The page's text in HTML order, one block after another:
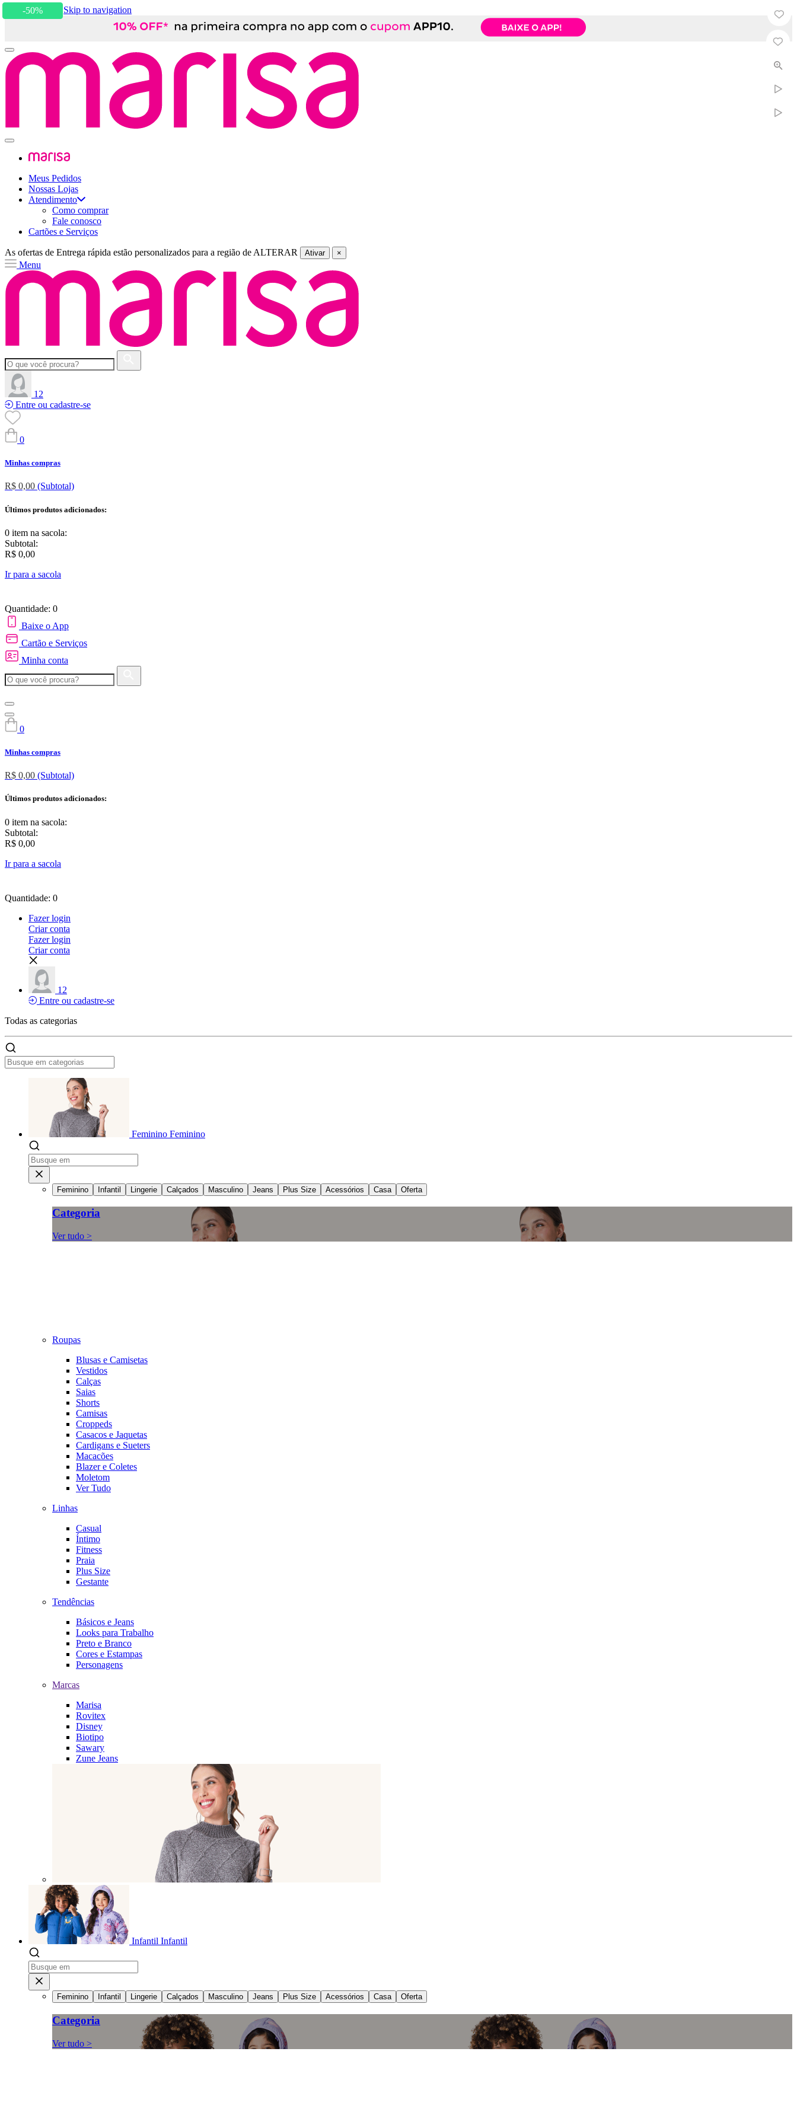
Skip to content Skip to navigation
Meus Pedidos
Nossas Lojas
Atendimento
Como comprar
Fale conosco
Cartões e Serviços
As ofertas de Entrega rápida estão personalizados para a região de ALTERAR Ativar ×
Menu
12
Entre ou cadastre-se
0
Minhas compras
R$ 0,00 (Subtotal)
Últimos produtos adicionados:
0 item na sacola:
Subtotal:
R$ 0,00
Ir para a sacola
Quantidade: 0
Baixe o App
Cartão e Serviços
Minha conta
0
Minhas compras
R$ 0,00 (Subtotal)
Últimos produtos adicionados:
0 item na sacola:
Subtotal:
R$ 0,00
Ir para a sacola
Quantidade: 0
Fazer login
Criar conta
Fazer login
Criar conta
12
Entre ou cadastre-se
Todas as categorias
Feminino Feminino
Feminino Infantil Lingerie Calçados Masculino Jeans Plus Size Acessórios Casa Oferta
Categoria
Ver tudo >
Roupas
Blusas e Camisetas
Vestidos
Calças
Saias
Shorts
Camisas
Croppeds
Casacos e Jaquetas
Cardigans e Sueters
Macacões
Blazer e Coletes
Moletom
Ver Tudo
Linhas
Casual
Íntimo
Fitness
Praia
Plus Size
Gestante
Tendências
Básicos e Jeans
Looks para Trabalho
Preto e Branco
Cores e Estampas
Personagens
Marcas
Marisa
Rovitex
Disney
Biotipo
Sawary
Zune Jeans
Infantil Infantil
Feminino Infantil Lingerie Calçados Masculino Jeans Plus Size Acessórios Casa Oferta
Categoria
Ver tudo >
-50%